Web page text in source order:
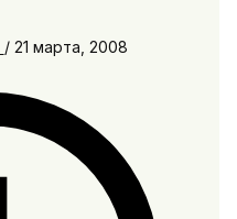
/ 21 марта, 2008